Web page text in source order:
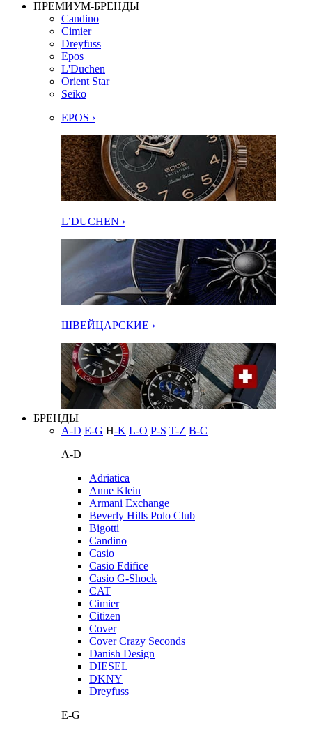
ПРЕМИУМ-БРЕНДЫ
Candino
Cimier
Dreyfuss
Epos
L'Duchen
Orient Star
Seiko
EPOS ›
L’DUCHEN ›
ШВЕЙЦАРСКИЕ ›
БРЕНДЫ
A-D E-G H-K L-O P-S T-Z В-С
A-D
Adriatica
Anne Klein
Armani Exchange
Beverly Hills Polo Club
Bigotti
Candino
Casio
Casio Edifice
Casio G-Shock
CAT
Cimier
Citizen
Cover
Cover Crazy Seconds
Danish Design
DIESEL
DKNY
Dreyfuss
E-G